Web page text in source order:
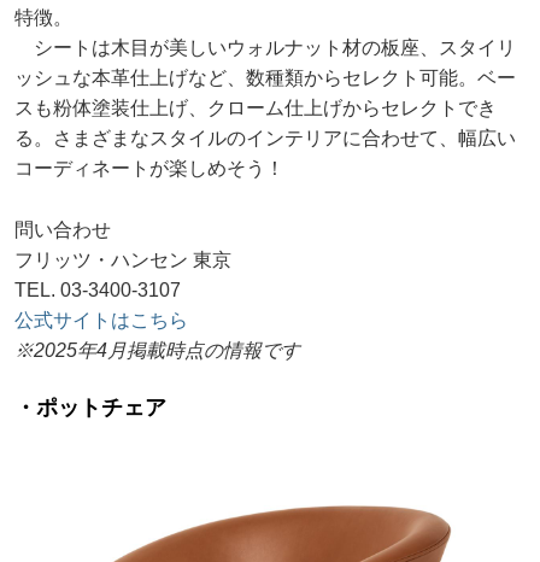
特徴。
シートは木目が美しいウォルナット材の板座、スタイリ
ッシュな本革仕上げなど、数種類からセレクト可能。ベー
スも粉体塗装仕上げ、クローム仕上げからセレクトでき
る。さまざまなスタイルのインテリアに合わせて、幅広い
コーディネートが楽しめそう！
問い合わせ
フリッツ・ハンセン 東京
TEL. 03-3400-3107
公式サイトはこちら
※2025年4月掲載時点の情報です
・ポットチェア